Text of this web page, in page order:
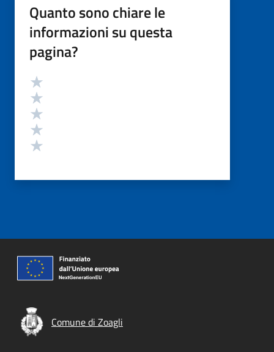
Quanto sono chiare le
informazioni su questa
pagina?
Valutazione
Comune di Zoagli